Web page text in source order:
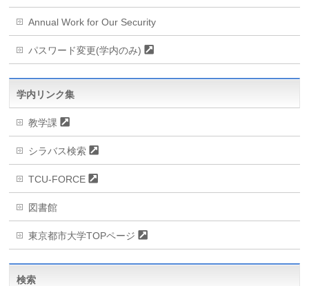
Annual Work for Our Security
パスワード変更(学内のみ)
学内リンク集
教学課
シラバス検索
TCU-FORCE
図書館
東京都市大学TOPページ
検索